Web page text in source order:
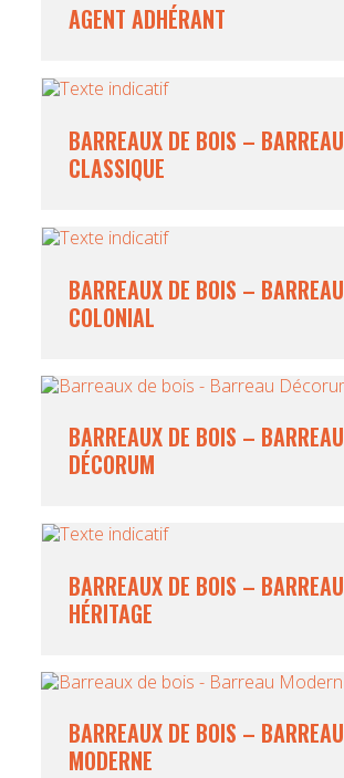
AGENT ADHÉRANT
BARREAUX DE BOIS – BARREAU
CLASSIQUE
BARREAUX DE BOIS – BARREAU
COLONIAL
BARREAUX DE BOIS – BARREAU
DÉCORUM
BARREAUX DE BOIS – BARREAU
HÉRITAGE
BARREAUX DE BOIS – BARREAU
MODERNE